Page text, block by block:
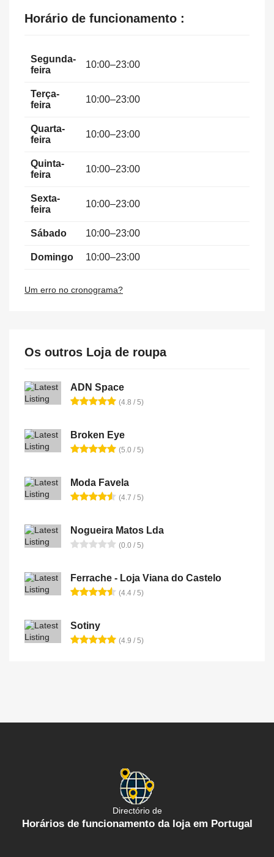
Horário de funcionamento :
Segunda-
feira
10:00–23:00
Terça-
feira
10:00–23:00
Quarta-
feira
10:00–23:00
Quinta-
feira
10:00–23:00
Sexta-
feira
10:00–23:00
Sábado 10:00–23:00
Domingo 10:00–23:00
Um erro no cronograma?
Os outros Loja de roupa
ADN Space
(4.8 / 5)
Broken Eye
(5.0 / 5)
Moda Favela
(4.7 / 5)
Nogueira Matos Lda
(0.0 / 5)
Ferrache - Loja Viana do Castelo
(4.4 / 5)
Sotiny
(4.9 / 5)
Directório de
Horários de funcionamento da loja em Portugal